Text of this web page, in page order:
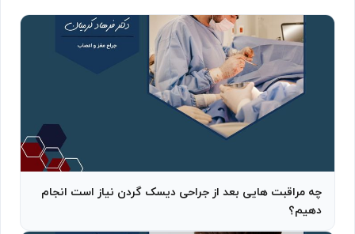
چه مراقبت هایی بعد از جراحی دیسک گردن نیاز است انجام
دهیم؟